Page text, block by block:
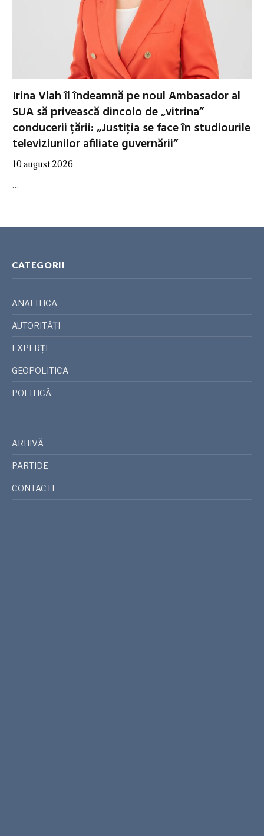
Irina Vlah îl îndeamnă pe noul Ambasador al
SUA să privească dincolo de „vitrina”
conducerii țării: „Justiţia se face în studiourile
televiziunilor afiliate guvernării”
10 august 2026
…
CATEGORII
ANALITICA
AUTORITĂȚI
EXPERȚI
GEOPOLITICA
POLITICĂ
ARHIVĂ
PARTIDE
CONTACTE